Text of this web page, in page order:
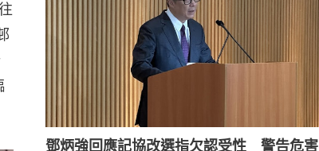
鄧炳強回應記協改選指欠認受性 警告危害